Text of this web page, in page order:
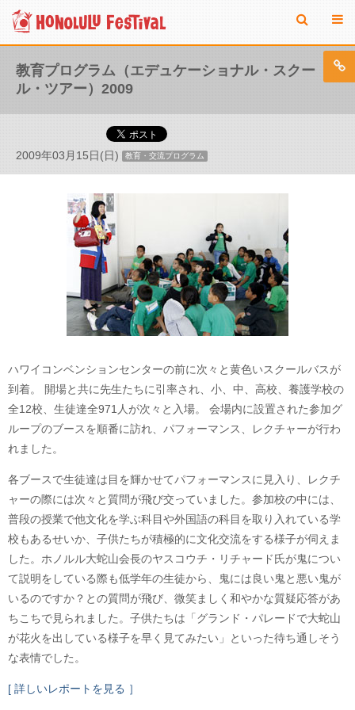
教育プログラム（エデュケーショナル・スクー
ル・ツアー）2009
2009年03月15日(日) 教育・交流プログラム
ハワイコンベンションセンターの前に次々と黄色いスクールバスが
到着。 開場と共に先生たちに引率され、小、中、高校、養護学校の
全12校、生徒達全971人が次々と入場。 会場内に設置された参加グ
ループのブースを順番に訪れ、パフォーマンス、レクチャーが行わ
れました。
各ブースで生徒達は目を輝かせてパフォーマンスに見入り、レクチ
ャーの際には次々と質問が飛び交っていました。参加校の中には、
普段の授業で他文化を学ぶ科目や外国語の科目を取り入れている学
校もあるせいか、子供たちが積極的に文化交流をする様子が伺えま
した。ホノルル大蛇山会長のヤスコウチ・リチャード氏が鬼につい
て説明をしている際も低学年の生徒から、鬼には良い鬼と悪い鬼が
いるのですか？との質問が飛び、微笑ましく和やかな質疑応答があ
ちこちで見られました。子供たちは「グランド・パレードで大蛇山
が花火を出している様子を早く見てみたい」といった待ち通しそう
な表情でした。
[ 詳しいレポートを見る ］